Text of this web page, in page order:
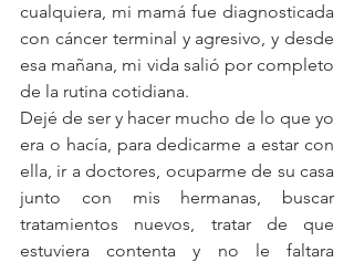
cualquiera, mi mamá fue diagnosticada
con cáncer terminal y agresivo, y desde
esa mañana, mi vida salió por completo
de la rutina cotidiana.
Dejé de ser y hacer mucho de lo que yo
era o hacía, para dedicarme a estar con
ella, ir a doctores, ocuparme de su casa
junto con mis hermanas, buscar
tratamientos nuevos, tratar de que
estuviera contenta y no le faltara